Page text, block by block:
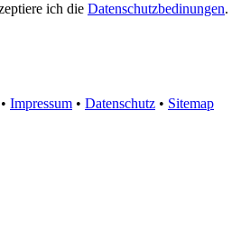
ich die Datenschutzbedinungen.
• Impressum • Datenschutz • Sitemap